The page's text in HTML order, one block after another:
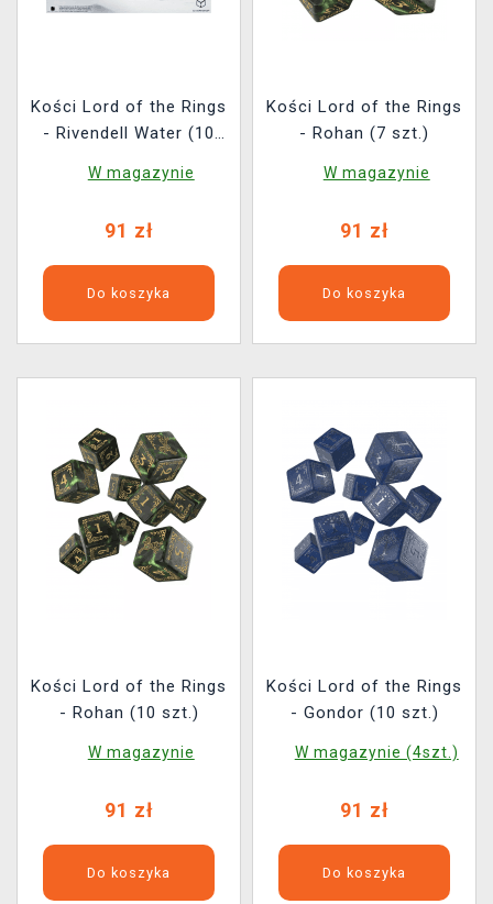
Kości Lord of the Rings
- Rivendell Water (10
W magazynie
91 zł
Do koszyka
Kości Lord of the Rings
- Rohan (7 szt.)
W magazynie
91 zł
Do koszyka
Kości Lord of the Rings
- Rohan (10 szt.)
W magazynie
91 zł
Do koszyka
Kości Lord of the Rings
- Gondor (10 szt.)
W magazynie (4szt.)
91 zł
Do koszyka